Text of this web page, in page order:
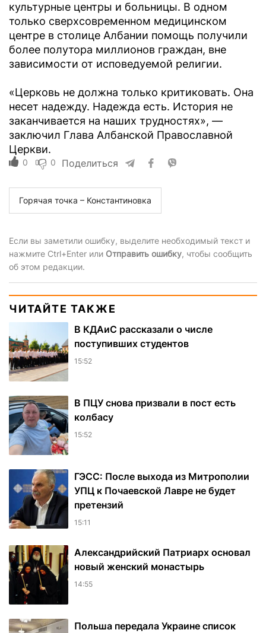
культурные центры и больницы. В одном
только сверхсовременном медицинском
центре в столице Албании помощь получили
более полутора миллионов граждан, вне
зависимости от исповедуемой религии.
«Церковь не должна только критиковать. Она
несет надежду. Надежда есть. История не
заканчивается на наших трудностях», —
заключил Глава Албанской Православной
Церкви.
0 0 Поделиться
Горячая точка – Константиновка
Если вы заметили ошибку, выделите необходимый текст и
нажмите Ctrl+Enter или Отправить ошибку, чтобы сообщить
об этом редакции.
ЧИТАЙТЕ ТАКЖЕ
В КДАиС рассказали о числе
поступивших студентов
15:52
В ПЦУ снова призвали в пост есть
колбасу
15:52
ГЭСС: После выхода из Митрополии
УПЦ к Почаевской Лавре не будет
претензий
15:11
Александрийский Патриарх основал
новый женский монастырь
14:55
Польша передала Украине список